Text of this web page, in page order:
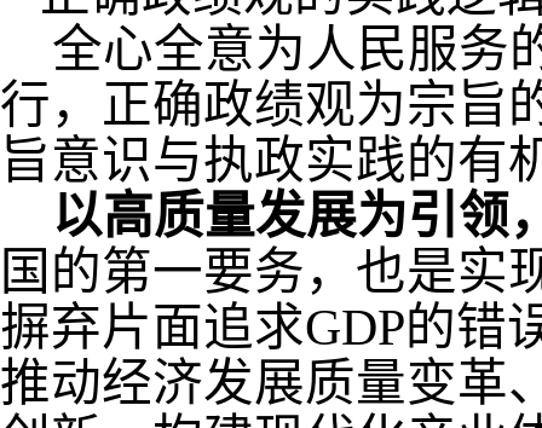
全心全意为人民服务
行，正确政绩观为宗旨
旨意识与执政实践的有
以高质量发展为引领
国的第一要务，也是实
摒弃片面追求GDP的错
推动经济发展质量变革